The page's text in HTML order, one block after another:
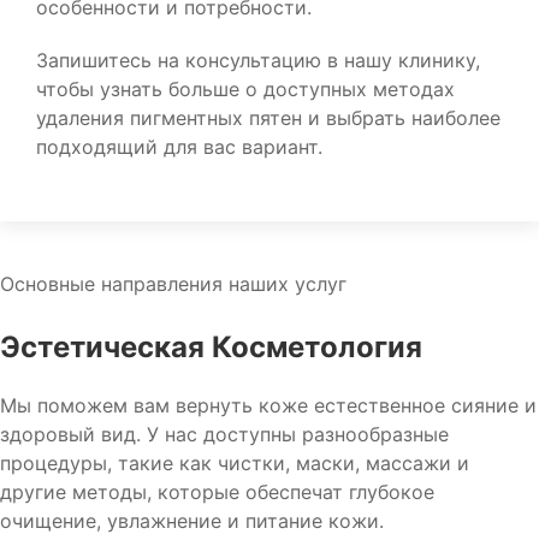
особенности и потребности.
Запишитесь на консультацию в нашу клинику,
чтобы узнать больше о доступных методах
удаления пигментных пятен и выбрать наиболее
подходящий для вас вариант.
Основные направления наших услуг
Эстетическая Косметология
Мы поможем вам вернуть коже естественное сияние и
здоровый вид. У нас доступны разнообразные
процедуры, такие как чистки, маски, массажи и
другие методы, которые обеспечат глубокое
очищение, увлажнение и питание кожи.